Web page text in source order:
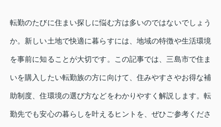
転勤のたびに住まい探しに悩む方は多いのではないでしょう
か。新しい土地で快適に暮らすには、地域の特徴や生活環境
を事前に知ることが大切です。この記事では、三島市で住ま
いを購入したい転勤族の方に向けて、住みやすさやお得な補
助制度、住環境の選び方などをわかりやすく解説します。転
勤先でも安心の暮らしを叶えるヒントを、ぜひご参考くださ